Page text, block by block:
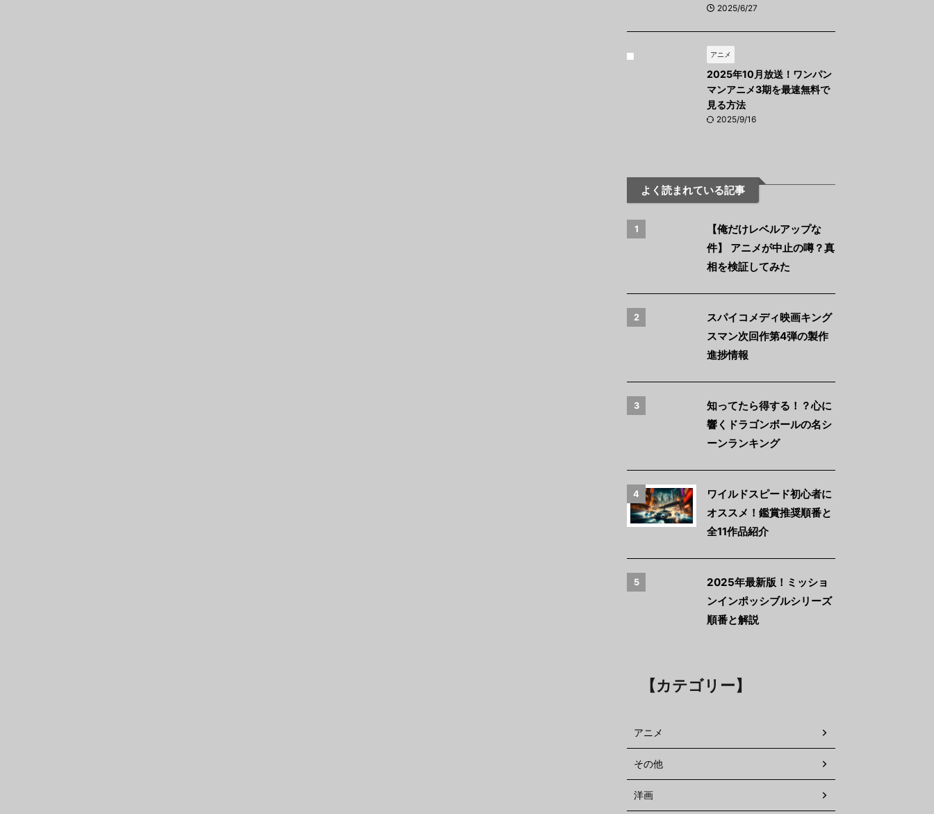
2025/6/27
アニメ
2025年10月放送！ワンパン
マンアニメ3期を最速無料で
見る方法
2025/9/16
よく読まれている記事
1
【俺だけレベルアップな
件】 アニメが中止の噂？真
相を検証してみた
2
スパイコメディ映画キング
スマン次回作第4弾の製作
進捗情報
3
知ってたら得する！？心に
響くドラゴンボールの名シ
ーンランキング
4
ワイルドスピード初心者に
オススメ！鑑賞推奨順番と
全11作品紹介
5
2025年最新版！ミッショ
ンインポッシブルシリーズ
順番と解説
【カテゴリー】
アニメ
その他
洋画